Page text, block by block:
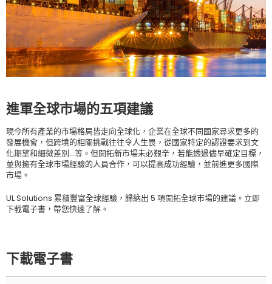
進軍全球市場的五項建議
現今所有產業的市場格局皆走向全球化，企業在全球不同國家尋求更多的
發展機會，但跨境的相關挑戰往往令人生畏，從國家特定的認證要求到文
化期望和細微差別…等。但開拓新市場未必艱辛，若能透過儘早確定目標，
並與擁有全球市場經驗的人員合作，可以提高成功經驗，並前進更多國際
市場。
UL Solutions 累積豐富全球經驗，歸納出 5 項開拓全球市場的建議。立即
下載電子書，帶您快速了解。
下載電子書